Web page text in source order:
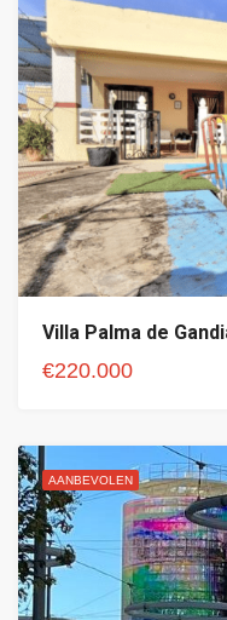
Villa Palma de
€220.000
AANBEVOLEN